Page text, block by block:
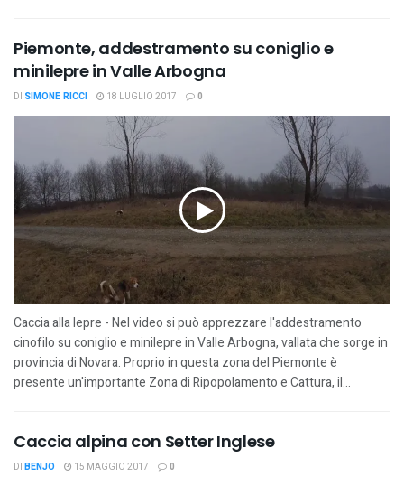
Piemonte, addestramento su coniglio e
minilepre in Valle Arbogna
DI SIMONE RICCI 18 LUGLIO 2017 0
Caccia alla lepre - Nel video si può apprezzare l'addestramento
cinofilo su coniglio e minilepre in Valle Arbogna, vallata che sorge in
provincia di Novara. Proprio in questa zona del Piemonte è
presente un'importante Zona di Ripopolamento e Cattura, il...
Caccia alpina con Setter Inglese
DI BENJO 15 MAGGIO 2017 0